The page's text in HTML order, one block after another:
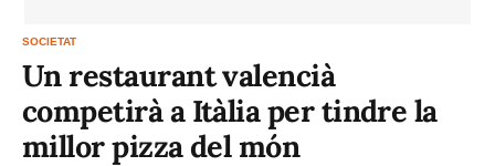
SOCIETAT
Un restaurant valencià
competirà a Itàlia per tindre la
millor pizza del món